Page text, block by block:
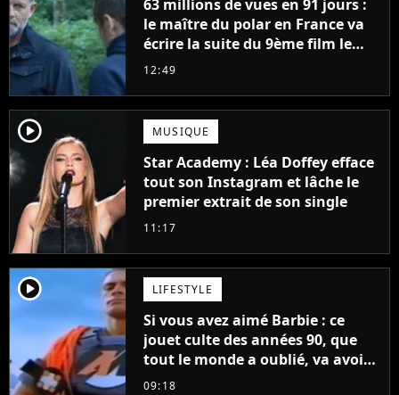
63 millions de vues en 91 jours :
le maître du polar en France va
écrire la suite du 9ème film le
plus regardé sur Netflix
12:49
player2 MUSIQUE
Star Academy : Léa Doffey efface
tout son Instagram et lâche le
premier extrait de son single
11:17
player2 LIFESTYLE
Si vous avez aimé Barbie : ce
jouet culte des années 90, que
tout le monde a oublié, va avoir
un film
09:18